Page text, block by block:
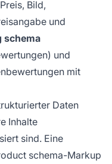
Bild,
und
schema
und
mit
Daten
Inhalte
sind. Eine
schema-Markup